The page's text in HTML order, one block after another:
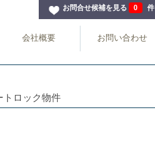
お問合せ候補を見る 0 件
会社概要 お問い合わせ
ロック物件